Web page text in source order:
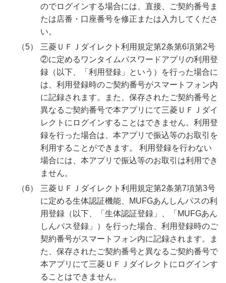
のでログインする場合には、直接、ご契約番号ま
たは店番・口座番号を修正または入力してくださ
い。
三菱ＵＦＪダイレクト利用規定第2条第6項第2号
②に定めるワンタイムパスワードアプリの利用登
録（以下、「利用登録」という）を行った場合に
は、利用登録時のご契約番号がスマートフォン内
に記録されます。また、保存されたご契約番号と
異なるご契約番号で本アプリにて三菱ＵＦＪダイ
レクトにログインすることはできません。利用登
録を行った場合は、本アプリで振込等のお取引を
利用することができます。 利用登録を行わない
場合には、本アプリで振込等のお取引は利用でき
ません。
三菱ＵＦＪダイレクト利用規定第2条第7項第3号
に定める生体認証機能、MUFGあんしんパスの利
用登録（以下、「生体認証登録」、「MUFGあん
しんパス登録」）を行った場合、利用登録時のご
契約番号がスマートフォン内に記録されます。ま
た、保存されたご契約番号と異なるご契約番号で
本アプリにて三菱ＵＦＪダイレクトにログインす
ることはできません。